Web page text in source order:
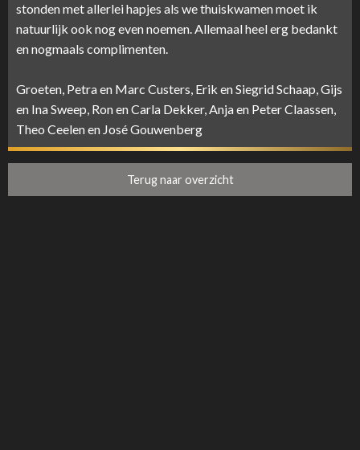
stonden met allerlei hapjes als we thuiskwamen moet ik
natuurlijk ook nog even noemen. Allemaal heel erg bedankt
en nogmaals complimenten.
Groeten, Petra en Marc Custers, Erik en Siegrid Schaap, Gijs
en Ina Sweep, Ron en Carla Dekker, Anja en Peter Claassen,
Theo Ceelen en José Gouwenberg
Terug naar overzicht